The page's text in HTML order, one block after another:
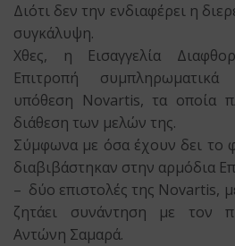
Διότι δεν την ενδιαφέρει η
συγκάλυψη.
Χθες, η Εισαγγελία
Επιτροπή
υπόθεση Novartis, τα οποία
διάθεση των μελών της.
Σύμφωνα με όσα έχουν δει το
διαβιβάστηκαν στην αρμόδια
– δύο επιστολές της Novartis,
ζητάει συνάντηση με τον
Αντώνη Σαμαρά.